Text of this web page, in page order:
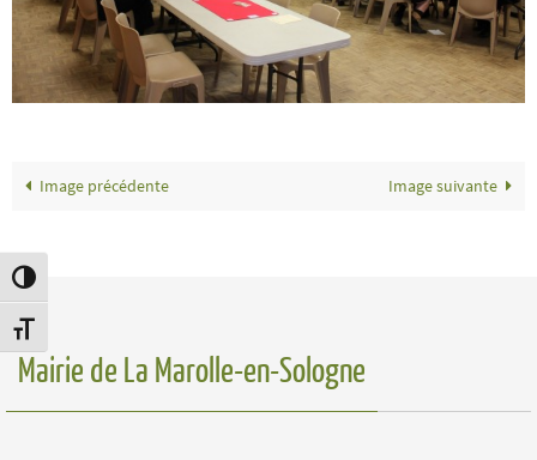
Passer en contraste élevé
Changer la taille de la police
Image précédente Image suivante
Mairie de La Marolle-en-Sologne